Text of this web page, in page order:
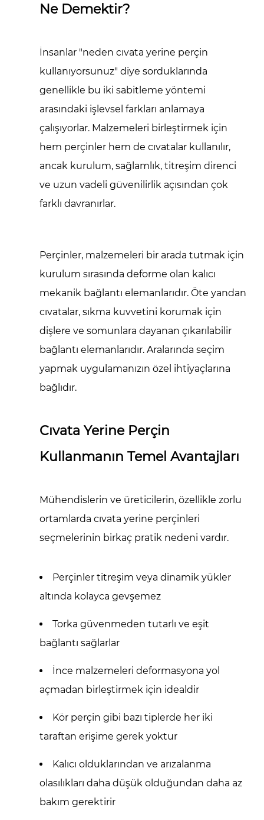
Perçin
2
Cıvata
Yerine
Perçin
Kullanmanın
Avantajları
3
Perçinler
İyi
Performans
Yüksek
Titreşimli
Ortamlar
3.2
Hafif
Malzemeler
Kalıcı
Birleşimler
Karşılaştırma:
Perçinler
Cıvatalar
Cıvataların
Hala
Daha
İyi
Olduğu
Perçin
Cıvata
Arasında
Seçim
Ne Demektir?
İnsanlar "neden cıvata yerine perçin
kullanıyorsunuz" diye sorduklarında
genellikle bu iki sabitleme yöntemi
arasındaki işlevsel farkları anlamaya
çalışıyorlar. Malzemeleri birleştirmek için
hem perçinler hem de cıvatalar kullanılır,
ancak kurulum, sağlamlık, titreşim direnci
ve uzun vadeli güvenilirlik açısından çok
farklı davranırlar.
Perçinler, malzemeleri bir arada tutmak için
kurulum sırasında deforme olan kalıcı
mekanik bağlantı elemanlarıdır. Öte yandan
cıvatalar, sıkma kuvvetini korumak için
dişlere ve somunlara dayanan çıkarılabilir
bağlantı elemanlarıdır. Aralarında seçim
yapmak uygulamanızın özel ihtiyaçlarına
bağlıdır.
Cıvata Yerine Perçin
Kullanmanın Temel Avantajları
Mühendislerin ve üreticilerin, özellikle zorlu
ortamlarda cıvata yerine perçinleri
seçmelerinin birkaç pratik nedeni vardır.
Perçinler titreşim veya dinamik yükler
altında kolayca gevşemez
Torka güvenmeden tutarlı ve eşit
bağlantı sağlarlar
İnce malzemeleri deformasyona yol
açmadan birleştirmek için idealdir
Kör perçin gibi bazı tiplerde her iki
taraftan erişime gerek yoktur
Kalıcı olduklarından ve arızalanma
olasılıkları daha düşük olduğundan daha az
bakım gerektirir